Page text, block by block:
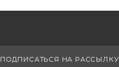
ПОДПИСАТЬСЯ НА РАССЫЛКУ